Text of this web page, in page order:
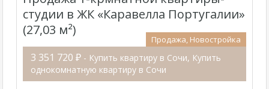
студии в ЖК «Каравелла Португалии»
(27,03 м²)
Продажа, Новостройка
3 351 720 ₽ - Купить квартиру в Сочи, Купить
однокомнатную квартиру в Сочи